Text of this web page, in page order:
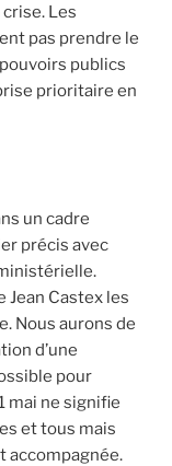
Les
pas prendre le
publics
prioritaire en
un cadre
précis avec
Jean Castex les
Nous aurons de
d’une
pour
mai ne signifie
et tous mais
accompagnée.